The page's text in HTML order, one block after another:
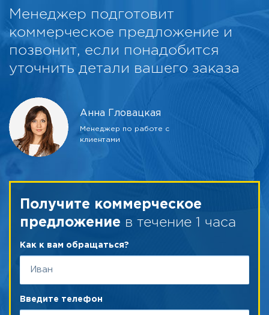
Менеджер подготовит
коммерческое предложение и
позвонит, если понадобится
уточнить детали вашего заказа
Анна Гловацкая
Менеджер по работе с
клиентами
Получите коммерческое
предложение в течение 1 часа
Как к вам обращаться?
Введите телефон